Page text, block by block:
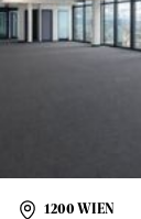
1200 WIEN